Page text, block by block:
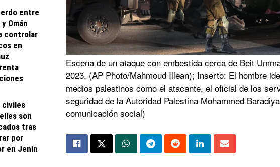
Escena de un ataque con embestida cerca de Beit
2023. (AP Photo/Mahmoud Illean); Inserto: El hombre
medios palestinos como el atacante, el oficial de los
seguridad de la Autoridad Palestina Mohammed
comunicación social)
entre
Omán
controlar
en
civiles
son
tras
por
en Jenin